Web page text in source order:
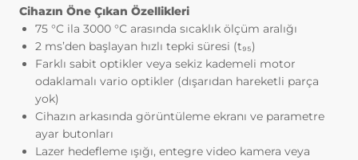
Cihazın Öne Çıkan Özellikleri
75 °C ila 3000 °C arasında sıcaklık ölçüm aralığı
2 ms’den başlayan hızlı tepki süresi (t₉₅)
Farklı sabit optikler veya sekiz kademeli motor
odaklamalı vario optikler (dışarıdan hareketli parça
yok)
Cihazın arkasında görüntüleme ekranı ve parametre
ayar butonları
Lazer hedefleme ışığı, entegre video kamera veya
sitemize tekrar geldiğinizde silinir, kalıcı
değillerdir.
3.2.Kalıcı Çerezler
Bu tür çerezler tercihlerinizi hatırlamak
için kullanılır ve tarayıcılar vasıtasıyla
cihazınızda depolanır Kalıcı çerezler,
sitemizi ziyaret ettiğiniz tarayıcınızı
kapattıktan veya bilgisayarınızı yeniden
başlattıktan sonra bile saklı kalır.